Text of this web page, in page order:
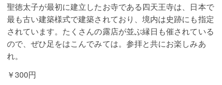
聖徳太子が最初に建立したお寺である四天王寺は、日本で
最も古い建築様式で建築されており、境内は史跡にも指定
されています。たくさんの露店が並ぶ縁日も催されている
ので、ぜひ足をはこんでみては。参拝と共にお楽しみあ
れ。
￥300円